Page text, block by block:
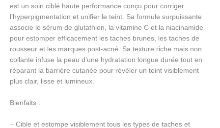
est un soin ciblé haute performance conçu pour corriger
l’hyperpigmentation et unifier le teint. Sa formule surpuissante
associe le sérum de glutathion, la vitamine C et la niacinamide
pour estomper efficacement les taches brunes, les taches de
rousseur et les marques post-acné. Sa texture riche mais non
collante infuse la peau d’une hydratation longue durée tout en
réparant la barrière cutanée pour révéler un teint visiblement
plus clair, lisse et lumineux.
Bienfaits :
– Cible et estompe visiblement tous les types de taches et